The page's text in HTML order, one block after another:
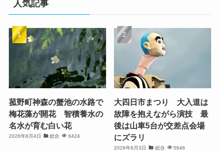
人気記事
菰野町神森の蟹池の水路で
梅花藻が開花 智積養水の
名水が育む白い花
2026年8月4日 総合 6424
大四日市まつり 大入道は
故障を抱えながら演技 最
後は山車5台が交差点会場
にズラリ
2026年8月3日 総合 5646